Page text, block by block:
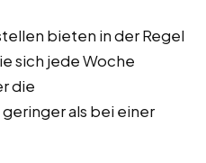
bieten in der Regel
sich jede Woche
die
als bei einer